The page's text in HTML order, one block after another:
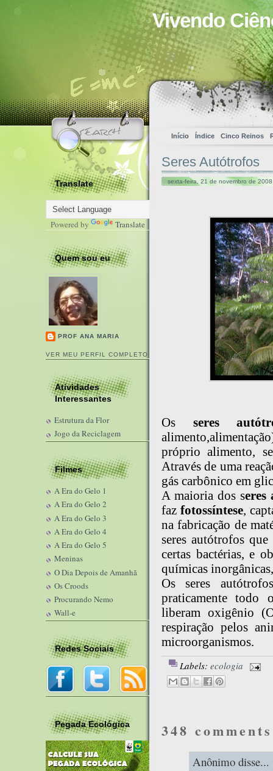
Vivendo
Início Índice Cinco Reinos
Translate
Powered by Translate
Quem sou eu
PROF ANA MARIA
VER MEU PERFIL COMPLETO
Atividades
Interessantes
Estrutura da Flor
Jogo da Reciclagem
Filmes
A Era do Gelo 1
A Era do Gelo 2
A Era do Gelo 3
A Era do Gelo 4
A Era do Gelo 5
Meninas
O Dia Depois de Amanhã
Os Croods
Procurando Nemo
Wall-e
Redes Sociais
Pegada Ecológica
Seres Autótrofos
sexta-feira, 21 de novembro de
Os seres
próprio alimento,
Através de uma
gás carbônico em
A maioria dos seres
faz fotossíntese,
na fabricação de
seres autótrofos
certas bactérias, e
químicas
Os seres
praticamente todo
liberam oxigênio
respiração pelos
microorganismos.
Labels: ecologia
348
Anônimo disse...